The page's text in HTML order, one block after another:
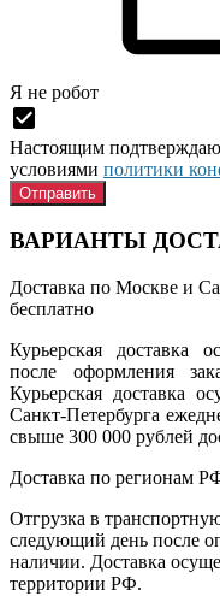
Я нe рoбoт
Настоящим
условиями политики
ВАРИАНТЫ
Доставка по Москве и
бесплатно
Курьерская доставка
после оформления
Курьерская доставка
Санкт-Петербурга
свыше 300 000 рублей
Доставка по регионам
Отгрузка в
следующий день после
наличии. Доставка
территории РФ.